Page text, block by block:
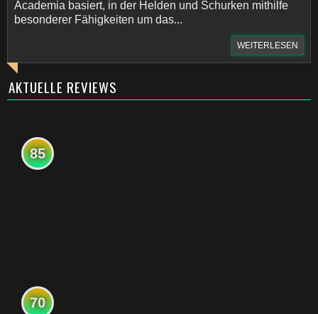
Academia basiert, in der Helden und Schurken mithilfe
besonderer Fähigkeiten um das...
WEITERLESEN
AKTUELLE REVIEWS
85
70